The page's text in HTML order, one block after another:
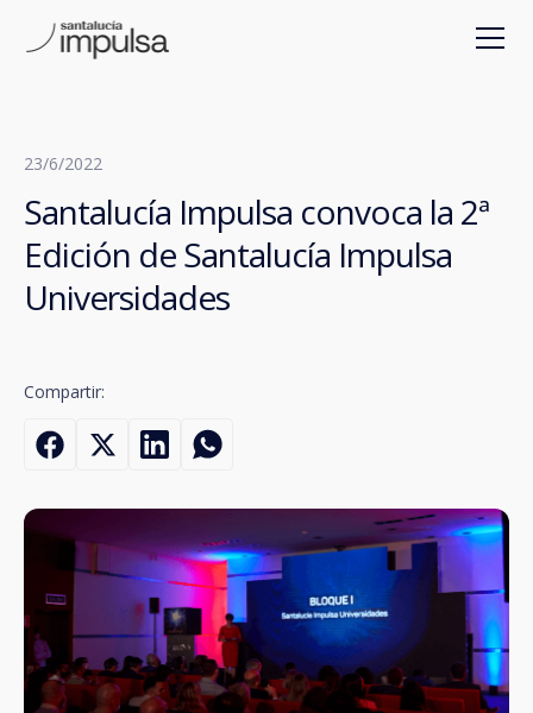
23/6/2022
Santalucía Impulsa convoca la 2ª
Edición de Santalucía Impulsa
Universidades
Compartir: